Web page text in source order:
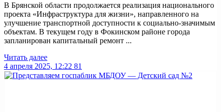
В Брянской области продолжается реализация национального
проекта «Инфраструктура для жизни», направленного на
улучшение транспортной доступности к социально-значимым
объектам. В текущем году в Фокинском районе города
запланирован капитальный ремонт ...
Читать далее
4 апреля 2025, 12:22 81